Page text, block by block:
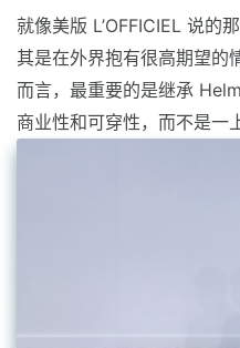
就像美版 L’OFFICIEL 说的
其是在外界抱有很高期望
而言，最重要的是继承
商业性和可穿性，而不是一